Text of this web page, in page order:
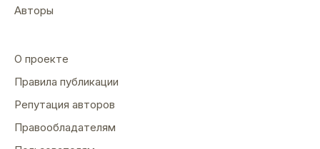
Авторы
О проекте
Правила публикации
Репутация авторов
Правообладателям